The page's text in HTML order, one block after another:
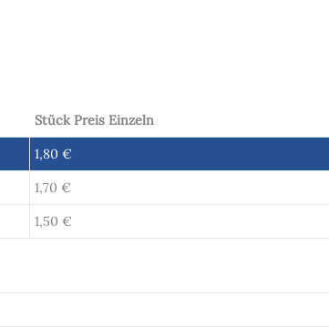
Stück Preis Einzeln
1,80 €
1,70 €
1,50 €